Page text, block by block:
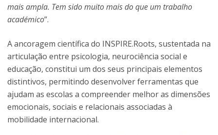
mais ampla. Tem sido muito mais do que um trabalho
académico”.
A ancoragem científica do INSPIRE.Roots, sustentada na
articulação entre psicologia, neurociência social e
educação, constitui um dos seus principais elementos
distintivos, permitindo desenvolver ferramentas que
ajudam as escolas a compreender melhor as dimensões
emocionais, sociais e relacionais associadas à
mobilidade internacional.